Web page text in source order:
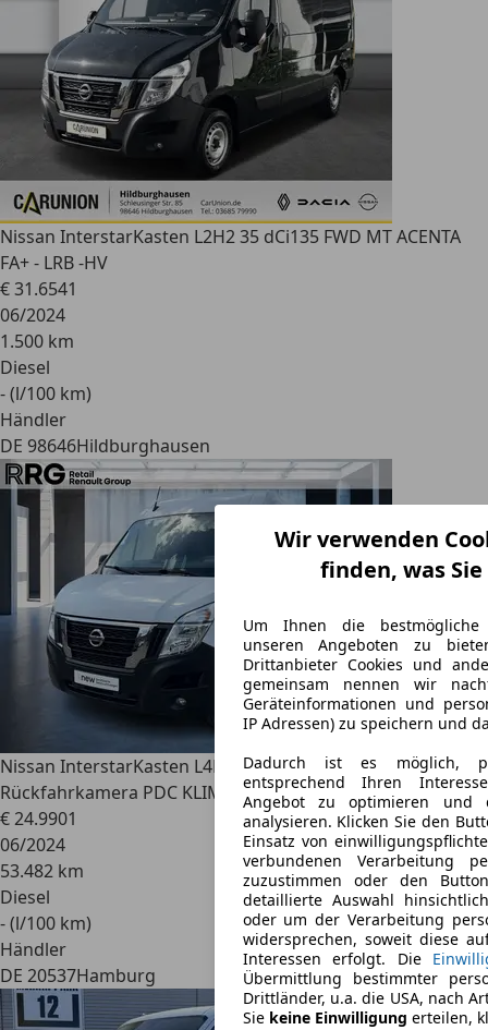
Nissan InterstarKasten L2H2 35 dCi135 FWD MT ACENTA
FA+ - LRB -HV
€ 31.6541
06/2024
1.500 km
Diesel
- (l/100 km)
Händler
DE 98646Hildburghausen
Nissan InterstarKasten L4H2 dCi 145 3,5t N-Connecta RW
Rückfahrkamera PDC KLIMA ABS ESP SERVO
€ 24.9901
06/2024
53.482 km
Diesel
- (l/100 km)
Händler
DE 20537Hamburg
Wir verwenden
finden, was
Um Ihnen die bestmögliche
unseren Angeboten zu
Drittanbieter Cookies und
gemeinsam nennen wir
Geräteinformationen und
IP Adressen) zu speichern und
Dadurch ist es möglich,
entsprechend Ihren
Angebot zu optimieren und
analysieren. Klicken Sie den
Einsatz von
verbundenen Verarbeitung
zuzustimmen oder den
detaillierte Auswahl
oder um der Verarbeitung
widersprechen, soweit diese
Interessen erfolgt. Die
Übermittlung bestimmter
Drittländer, u.a. die USA, nach
Sie keine Einwilligung erteilen,